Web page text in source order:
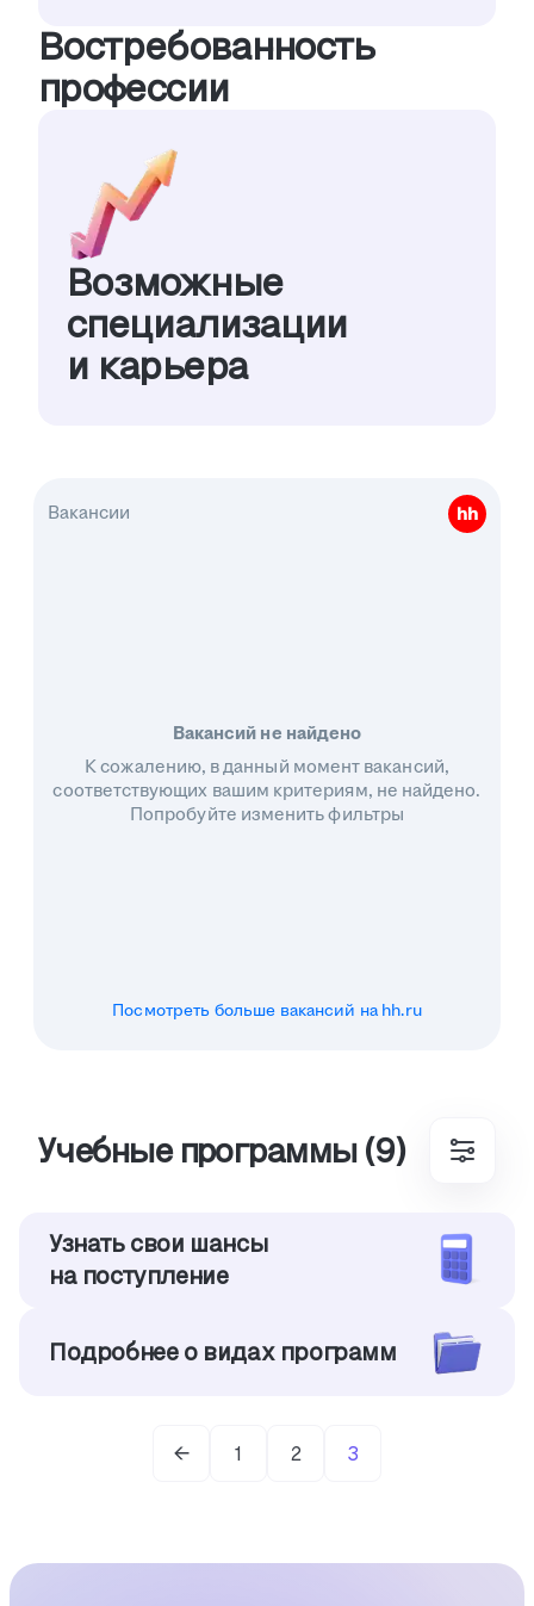
Востребованность
профессии
Возможные
специализации
и карьера
Вакансии
Вакансий не найдено
К сожалению, в данный момент вакансий,
соответствующих вашим критериям, не найдено.
Попробуйте изменить фильтры
Посмотреть больше вакансий на hh.ru
Учебные программы (9)
Узнать свои шансы
на поступление
Подробнее о видах программ
1 2 3